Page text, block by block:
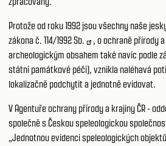
Protože od roku 1992 jsou všechny naše
zákona č. 114/1992 Sb.
, o ochraně přírody
archeologickým obsahem také navíc podle
státní památkové péči), vznikla naléhavá
lokalizačně podchytit a jednotně evidovat.
V Agentuře ochrany přírody a krajiny ČR -
společně s Českou speleologickou
„Jednotnou evidenci speleologických